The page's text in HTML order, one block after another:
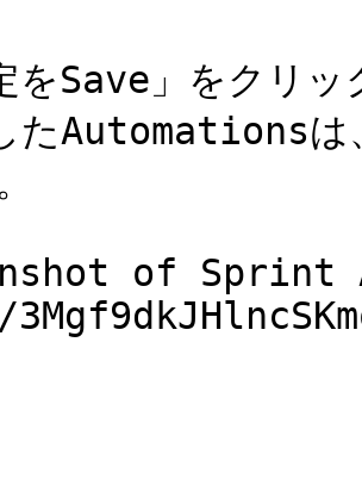
Save」をクリッ
たAutomationsは
of Sprint